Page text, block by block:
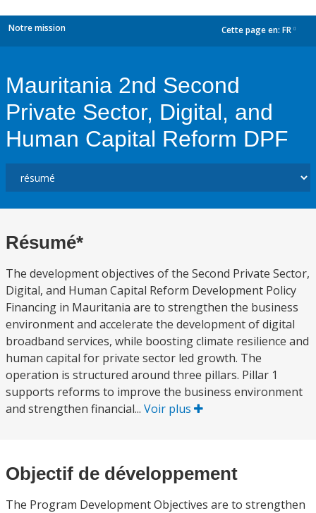
Notre mission Cette page en: FR
Mauritania 2nd Second
Private Sector, Digital, and
Human Capital Reform DPF
Résumé*
The development objectives of the Second Private Sector,
Digital, and Human Capital Reform Development Policy
Financing in Mauritania are to strengthen the business
environment and accelerate the development of digital
broadband services, while boosting climate resilience and
human capital for private sector led growth. The
operation is structured around three pillars. Pillar 1
supports reforms to improve the business environment
and strengthen financial... Voir plus
Objectif de développement
The Program Development Objectives are to strengthen